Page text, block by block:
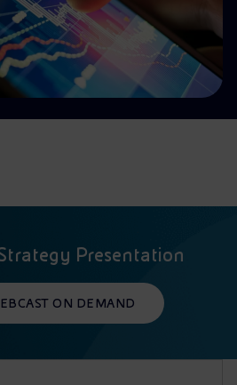
Presentation
ON DEMAND